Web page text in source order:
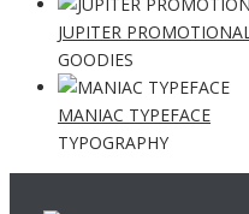
JUPITER
GOODIES
MANIAC TYPEFACE
TYPOGRAPHY